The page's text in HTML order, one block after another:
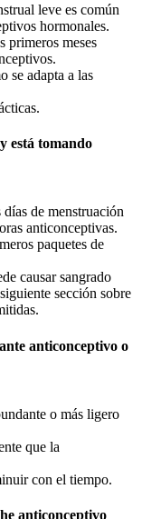
leve es común
hormonales.
primeros meses
se adapta a las
está tomando
de menstruación
anticonceptivas.
paquetes de
causar sangrado
sección sobre
anticonceptivo o
o más ligero
que la
con el tiempo.
anticonceptivo